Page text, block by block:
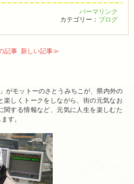
パーマリンク
カテゴリー： ブログ
記事 新しい記事≫
がモットーのさとうみちこが、県内外の
楽しくトークをしながら、街の元気なお
関する情報など、元気に人生を楽しむた
す。